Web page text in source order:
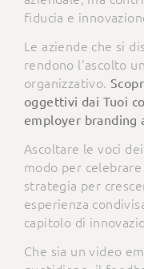
fiducia e
Le aziende che si
rendono l’ascolto
organizzativo.
oggettivi dai Tuoi
employer branding
Ascoltare le voci
modo per celebrare
strategia per
esperienza
capitolo di
Che sia un video